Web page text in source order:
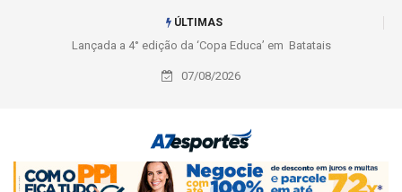
ÚLTIMAS
a 4° edição da ‘Copa Educa’ em Batatais Liga 2026: Equipes
07/08/2026